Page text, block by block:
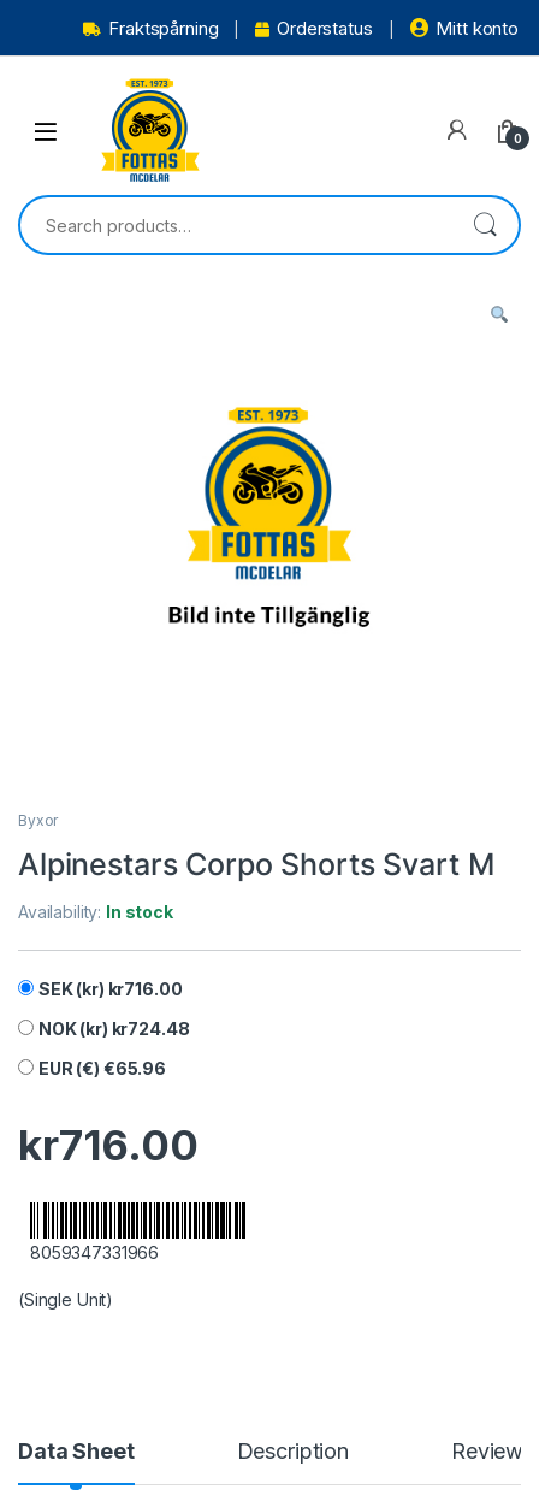
Fraktspårning Orderstatus Mitt konto
0
Byxor
Alpinestars Corpo Shorts Svart M
Availability: In stock
SEK (kr) kr716.00
NOK (kr) kr724.48
EUR (€) €65.96
kr716.00
8059347331966
(Single Unit)
Data Sheet Description Reviews